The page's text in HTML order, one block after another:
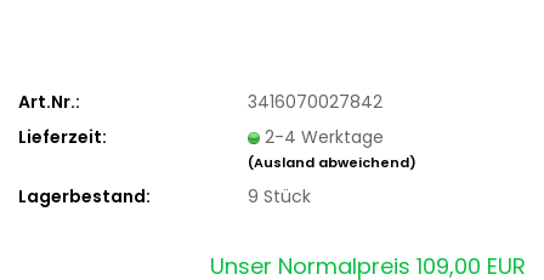
Art.Nr.:
3416070027842
Lieferzeit:
2-4 Werktage
(Ausland abweichend)
Lagerbestand: 9Stück
Unser Normalpreis 109,00 EUR